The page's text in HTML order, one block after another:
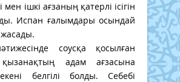
мен ішкі ағзаның қатерлі ісігін
Испан ғалымдары осындай
соусқа қосылған
адам ағзасына
белгілі болды. Себебі